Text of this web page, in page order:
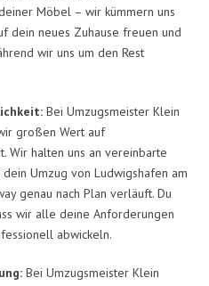
Möbel – wir kümmern uns
dein neues Zuhause freuen und
wir uns um den Rest
Bei Umzugsmeister Klein
großen Wert auf
Wir halten uns an vereinbarte
Umzug von Ludwigshafen am
genau nach Plan verläuft. Du
wir alle deine Anforderungen
abwickeln.
Bei Umzugsmeister Klein